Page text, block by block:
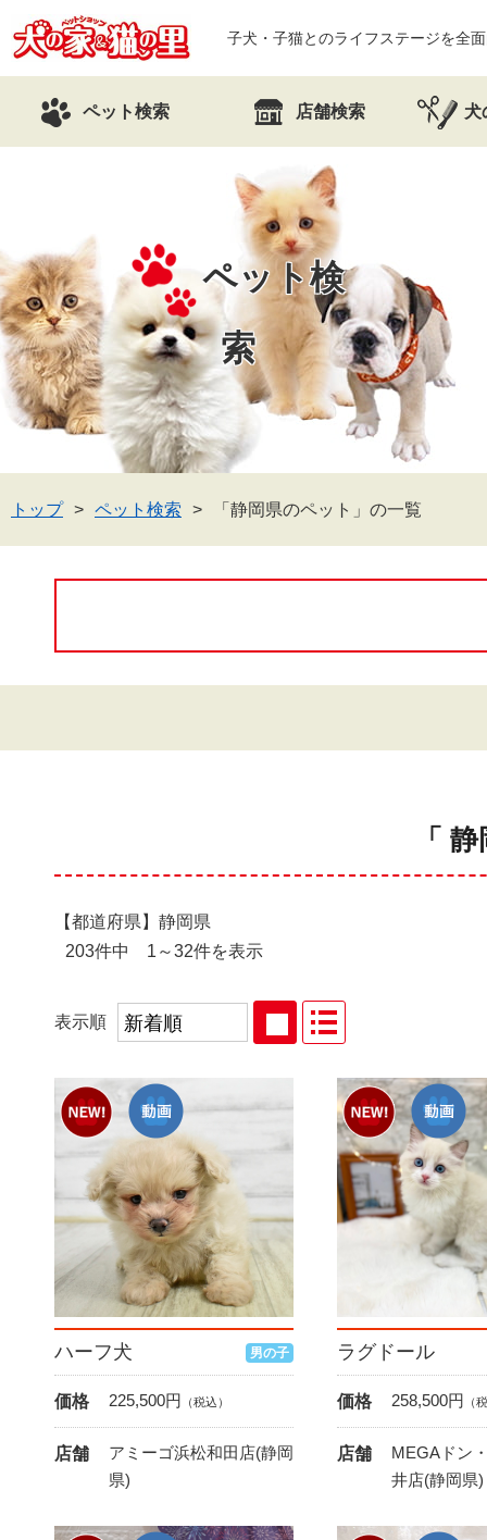
子犬・子猫とのライフステージを全
ペット検索 店舗検索 犬
ペット検
索
トップ ペット検索 「静岡県のペット」の一覧
「
【都道府県】静岡県
203件中 1～32件を表示
表示順
ハーフ犬 男の子
価格 225,500円 （税込）
店舗
アミーゴ浜松和田店(静岡
県)
ラグドール
価格 258,500円 （
店舗
MEGAドン
井店(静岡県)